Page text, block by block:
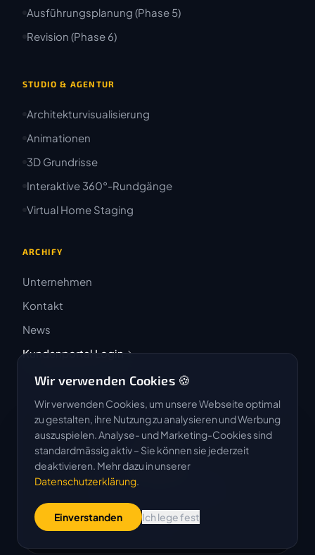
Ausführungsplanung (Phase 5)
Revision (Phase 6)
STUDIO & AGENTUR
Architekturvisualisierung
Animationen
3D Grundrisse
Interaktive 360°-Rundgänge
Virtual Home Staging
ARCHIFY
Unternehmen
Kontakt
News
Kundenportal Login
4.9 / 5
★★★★★
Basierend auf 50 Bewertungen
Google
Wir verwenden Cookies 🍪
Wir verwenden Cookies, um unsere Webseite optimal
zu gestalten, ihre Nutzung zu analysieren und Werbung
auszuspielen. Analyse- und Marketing-Cookies sind
standardmässig aktiv – Sie können sie jederzeit
deaktivieren. Mehr dazu in unserer
Datenschutzerklärung.
Einverstanden Ich lege fest